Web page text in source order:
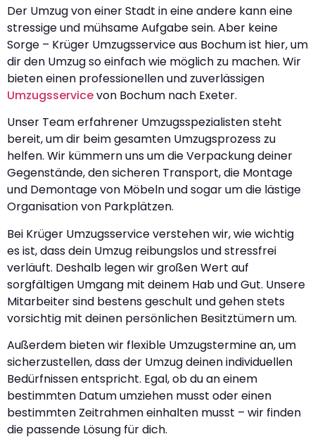
Der Umzug von einer Stadt in eine andere kann eine
stressige und mühsame Aufgabe sein. Aber keine
Sorge – Krüger Umzugsservice aus Bochum ist hier, um
dir den Umzug so einfach wie möglich zu machen. Wir
bieten einen professionellen und zuverlässigen
Umzugsservicevon Bochum nach Exeter.
Unser Team erfahrener Umzugsspezialisten steht
bereit, um dir beim gesamten Umzugsprozess zu
helfen. Wir kümmern uns um die Verpackung deiner
Gegenstände, den sicheren Transport, die Montage
und Demontage von Möbeln und sogar um die lästige
Organisation von Parkplätzen.
Bei Krüger Umzugsservice verstehen wir, wie wichtig
es ist, dass dein Umzug reibungslos und stressfrei
verläuft. Deshalb legen wir großen Wert auf
sorgfältigen Umgang mit deinem Hab und Gut. Unsere
Mitarbeiter sind bestens geschult und gehen stets
vorsichtig mit deinen persönlichen Besitztümern um.
Außerdem bieten wir flexible Umzugstermine an, um
sicherzustellen, dass der Umzug deinen individuellen
Bedürfnissen entspricht. Egal, ob du an einem
bestimmten Datum umziehen musst oder einen
bestimmten Zeitrahmen einhalten musst – wir finden
die passende Lösung für dich.